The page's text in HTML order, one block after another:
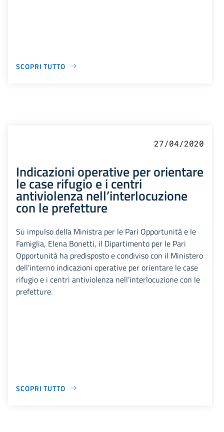
SCOPRI TUTTO
27/04/2020
Indicazioni operative per orientare
le case rifugio e i centri
antiviolenza nell’interlocuzione
con le prefetture
Su impulso della Ministra per le Pari Opportunità e le
Famiglia, Elena Bonetti, il Dipartimento per le Pari
Opportunità ha predisposto e condiviso con il Ministero
dell’interno indicazioni operative per orientare le case
rifugio e i centri antiviolenza nell’interlocuzione con le
prefetture.
SCOPRI TUTTO